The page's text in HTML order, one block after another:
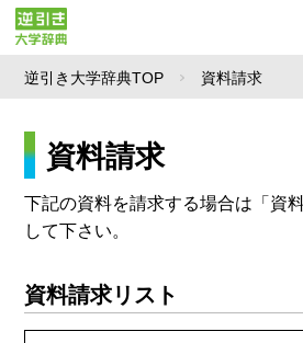
逆引き大学辞典TOP 資料請求
資料請求
下記の資料を請求する場合は「資
して下さい。
資料請求リスト